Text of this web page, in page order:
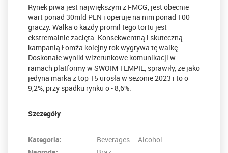
Rynek piwa jest największym z FMCG, jest obecnie
wart ponad 30mld PLN i operuje na nim ponad 100
graczy. Walka o każdy promil tego tortu jest
ekstremalnie zacięta. Konsekwentną i skuteczną
kampanią Łomża kolejny rok wygrywa tę walkę.
Doskonałe wyniki wizerunkowe komunikacji w
ramach platformy w SWOIM TEMPIE, sprawiły, że jako
jedyna marka z top 15 urosła w sezonie 2023 i to o
9,2%, przy spadku rynku o - 8,6%.
Szczegóły
Kategoria:
Beverages – Alcohol